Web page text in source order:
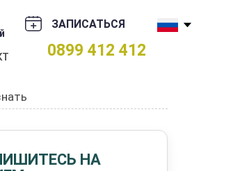
ЗАПИСАТЬСЯ
0899 412 412
НА